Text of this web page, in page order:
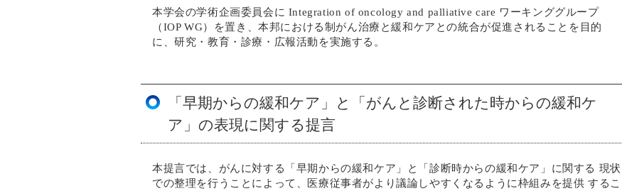
本学会の学術企画委員会に Integration of oncology and palliative care ワーキンググループ
（IOP WG）を置き、本邦における制がん治療と緩和ケアとの統合が促進されることを目的
に、研究・教育・診療・広報活動を実施する。
「早期からの緩和ケア」と「がんと診断された時からの緩和ケ
ア」の表現に関する提言
本提言では、がんに対する「早期からの緩和ケア」と「診断時からの緩和ケア」に関する 現状
での整理を行うことによって、医療従事者がより議論しやすくなるように枠組みを提供 するこ